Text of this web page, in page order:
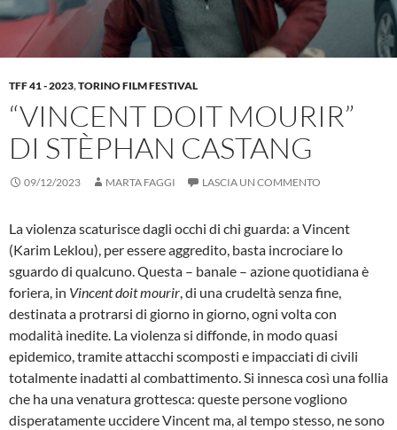
TFF 41 - 2023,TORINO FILM FESTIVAL
“VINCENT DOIT MOURIR”
DI STÈPHAN CASTANG
09/12/2023 MARTA FAGGI LASCIA UN COMMENTO
La violenza scaturisce dagli occhi di chi guarda: a Vincent
(Karim Leklou), per essere aggredito, basta incrociare lo
sguardo di qualcuno. Questa – banale – azione quotidiana è
foriera, in Vincent doit mourir, di una crudeltà senza fine,
destinata a protrarsi di giorno in giorno, ogni volta con
modalità inedite. La violenza si diffonde, in modo quasi
epidemico, tramite attacchi scomposti e impacciati di civili
totalmente inadatti al combattimento. Si innesca così una follia
che ha una venatura grottesca: queste persone vogliono
disperatamente uccidere Vincent ma, al tempo stesso, ne sono